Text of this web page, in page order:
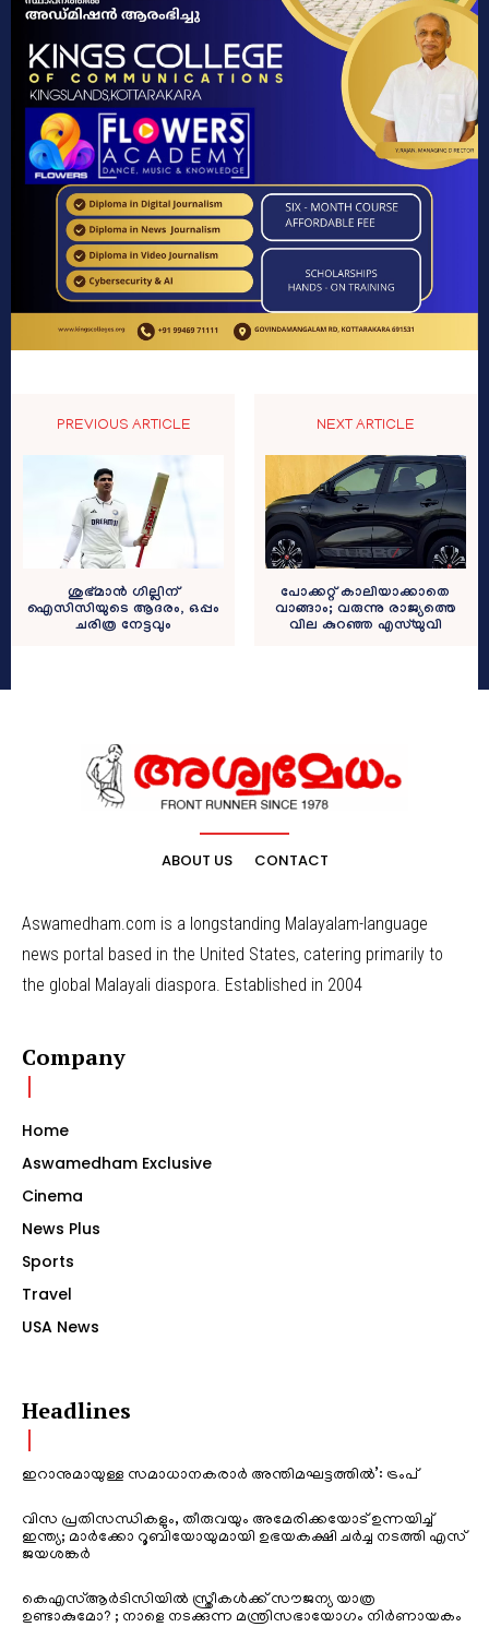
PREVIOUS ARTICLE
ശുഭ്മാൻ ഗില്ലിന്
ഐസിസിയുടെ ആദരം, ഒപ്പം
ചരിത്ര നേട്ടവും
NEXT ARTICLE
പോക്കറ്റ് കാലിയാക്കാതെ
വാങ്ങാം; വരുന്നു രാജ്യത്തെ
വില കുറഞ്ഞ എസ്‌യുവി
ABOUT US CONTACT
Aswamedham.com is a longstanding Malayalam-language
news portal based in the United States, catering primarily to
the global Malayali diaspora. Established in 2004
Company
Home
Aswamedham Exclusive
Cinema
News Plus
Sports
Travel
USA News
Headlines
ഇറാനുമായുള്ള സമാധാനകരാർ അന്തിമഘട്ടത്തിൽ‌’: ട്രംപ്
വിസ പ്രതിസന്ധികളും, തീരുവയും അമേരിക്കയോട് ഉന്നയിച്ച്
ഇന്ത്യ; മാർക്കോ റൂബിയോയുമായി ഉഭയകക്ഷി ചർച്ച നടത്തി എസ്
ജയശങ്കർ
കെഎസ്ആർടിസിയിൽ സ്ത്രീകൾക്ക് സൗജന്യ യാത്ര
ഉണ്ടാകുമോ? ; നാളെ നടക്കുന്ന മന്ത്രിസഭായോഗം നിർണായകം